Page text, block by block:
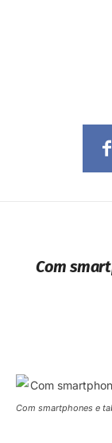
Com
Com smartphones e